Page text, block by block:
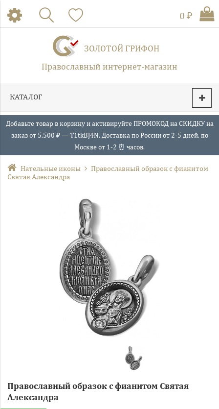
ЗОЛОТОЙ ГРИФОН
Православный интернет-магазин
0 ₽
КАТАЛОГ
Добавьте товар в корзину и активируйте ПРОМОКОД на СКИДКУ на
заказ от 5.500 ₽ — T1tkBJ4N. Доставка по России от 2-5 дней, по
Москве от 1-2 ⏰ часов.
Нательные иконы
Православный образок с фианитом
Святая Александра
Православный образок с фианитом Святая
Александра